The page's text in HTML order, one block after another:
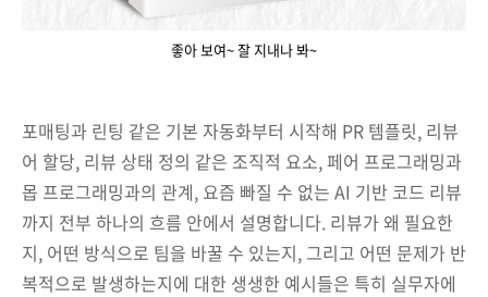
좋아 보여~ 잘 지내나 봐~
포매팅과 린팅 같은 기본 자동화부터 시작해 PR 템플릿, 리뷰
어 할당, 리뷰 상태 정의 같은 조직적 요소, 페어 프로그래밍과
몹 프로그래밍과의 관계, 요즘 빠질 수 없는 AI 기반 코드 리뷰
까지 전부 하나의 흐름 안에서 설명합니다. 리뷰가 왜 필요한
지, 어떤 방식으로 팀을 바꿀 수 있는지, 그리고 어떤 문제가 반
복적으로 발생하는지에 대한 생생한 예시들은 특히 실무자에